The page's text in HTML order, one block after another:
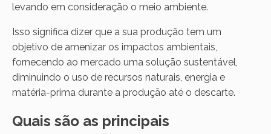
levando em consideração o meio ambiente.
Isso significa dizer que a sua produção tem um
objetivo de amenizar os impactos ambientais,
fornecendo ao mercado uma solução sustentável,
diminuindo o uso de recursos naturais, energia e
matéria-prima durante a produção até o descarte.
Quais são as principais